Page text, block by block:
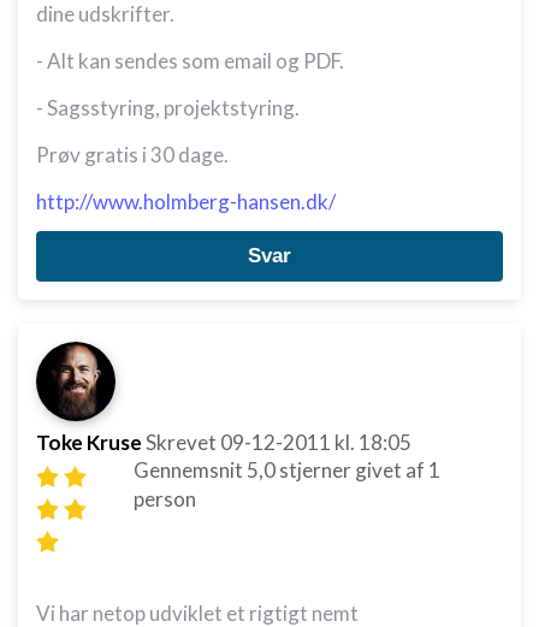
dine udskrifter.
- Alt kan sendes som email og PDF.
- Sagsstyring, projektstyring.
Prøv gratis i 30 dage.
http://www.holmberg-hansen.dk/
Svar
Toke KruseSkrevet 09-12-2011 kl. 18:05
Gennemsnit 5,0stjerner givet af 1
person
Vi har netop udviklet et rigtigt nemt